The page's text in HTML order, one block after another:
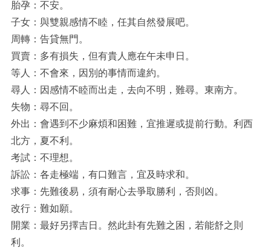
胎孕：不安。
子女：與雙親感情不睦，任其自然發展吧。
周轉：告貸無門。
買賣：多有損失，但有貴人應在午未申日。
等人：不會來，因別的事情而違約。
尋人：因感情不睦而出走，去向不明，難尋。東南方。
失物：尋不回。
外出：會遇到不少麻煩和困難，宜推遲或提前行動。利西
北方，夏不利。
考試：不理想。
訴訟：各走極端，有口難言，宜及時求和。
求事：先難後易，須有耐心去爭取勝利，否則凶。
改行：難如願。
開業：最好另擇吉日。然此卦有先難之困，若能舒之則
利。